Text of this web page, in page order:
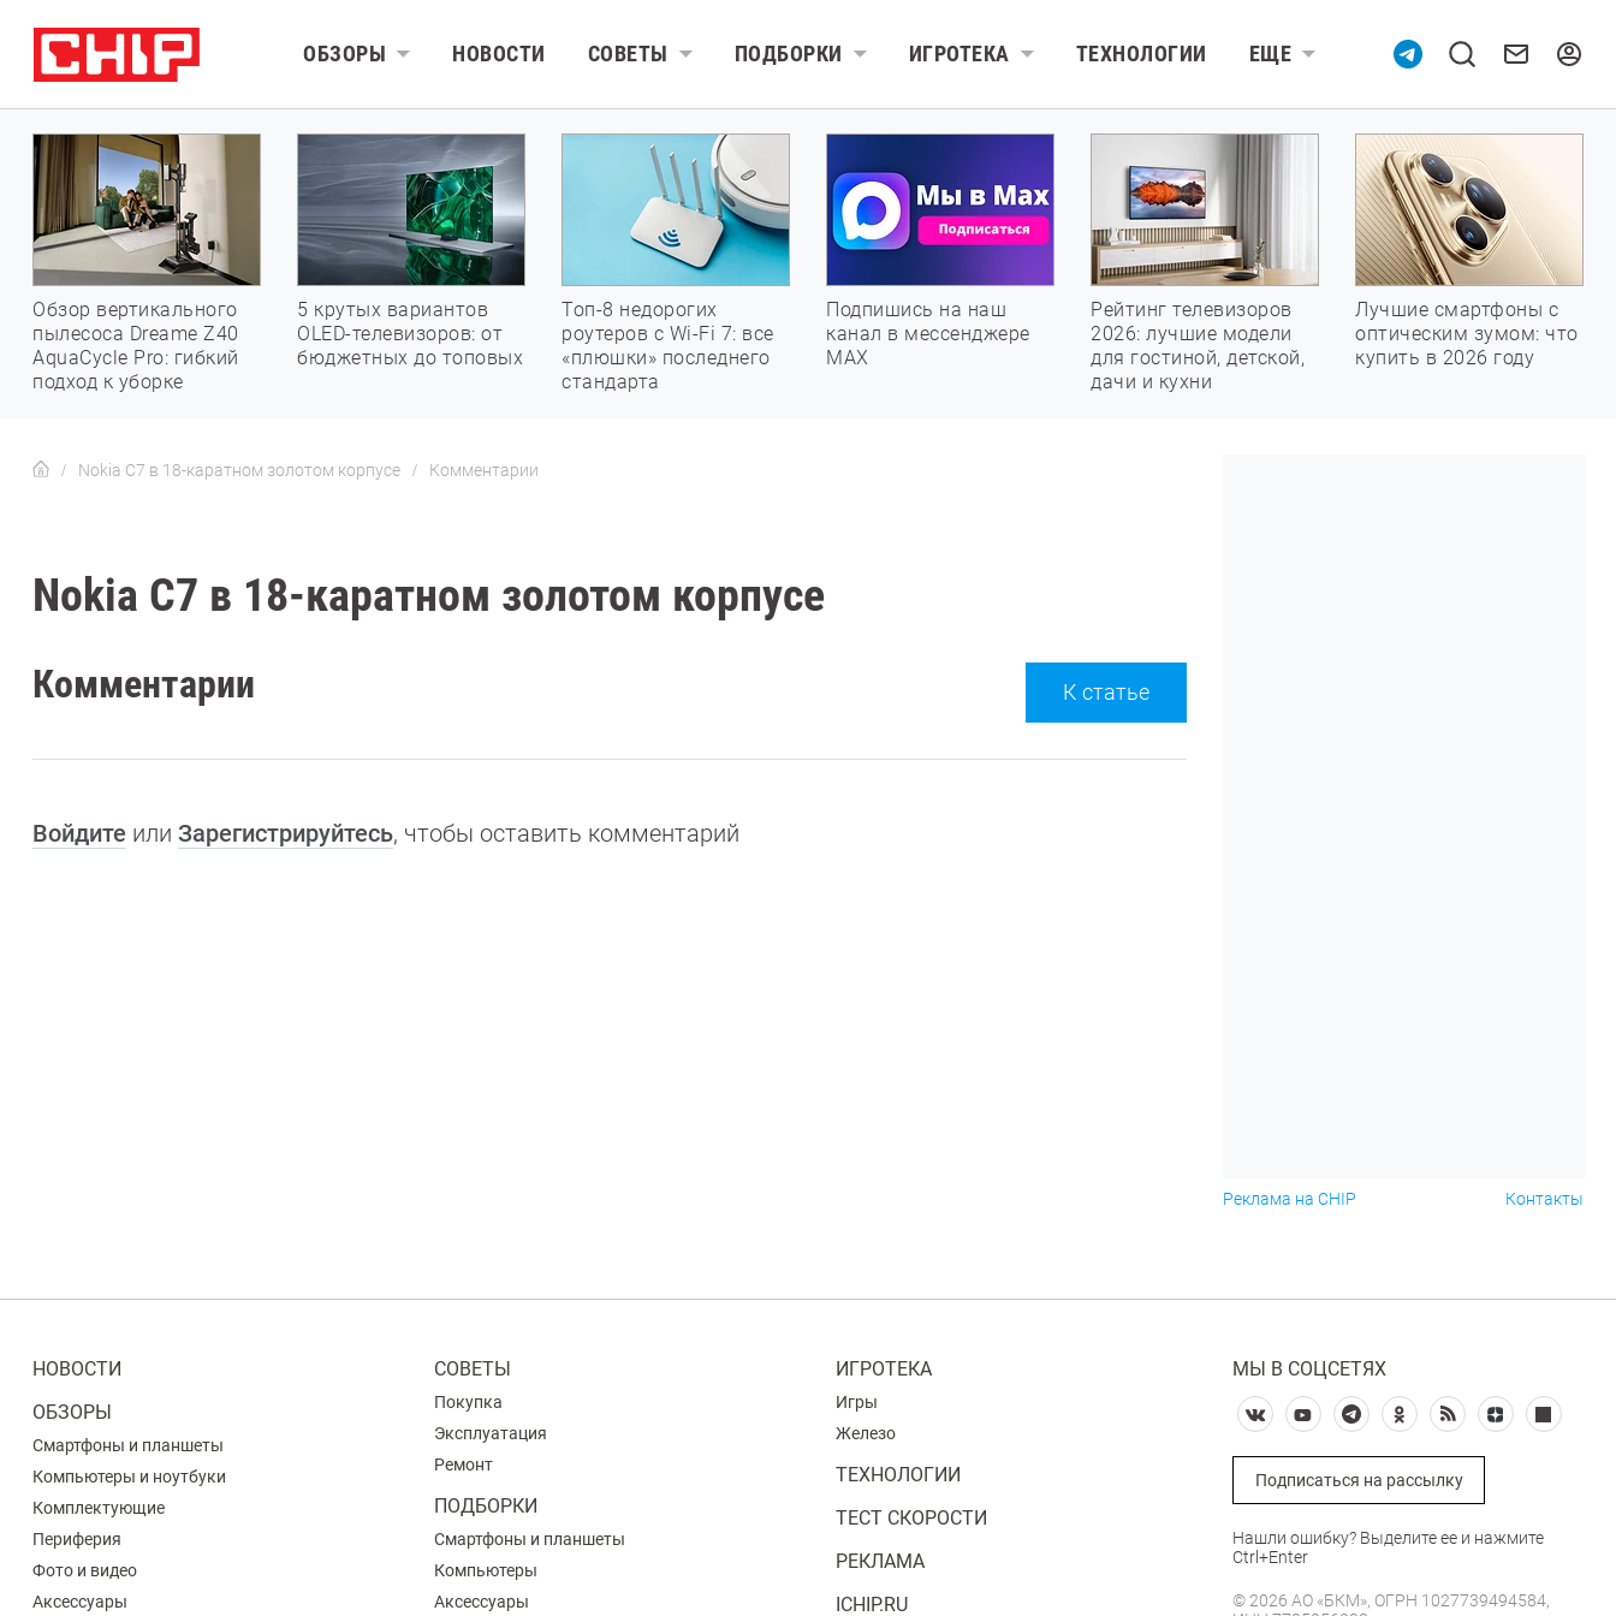
ОБЗОРЫ НОВОСТИ СОВЕТЫ ПОДБОРКИ ИГРОТЕКА ТЕХНОЛОГИИ ЕЩЕ
Обзор вертикального
пылесоса Dreame Z40
AquaCycle Pro: гибкий
подход к уборке
5 крутых вариантов
OLED-телевизоров: от
бюджетных до топовых
Топ-8 недорогих
роутеров с Wi-Fi 7: все
«плюшки» последнего
стандарта
Подпишись на наш
канал в мессенджере
МАХ
Рейтинг телевизоров
2026: лучшие модели
для гостиной, детской,
дачи и кухни
Лучшие смартфоны с
оптическим зумом: что
купить в 2026 году
Nokia C7 в 18-каратном золотом корпусе Комментарии
Nokia C7 в 18-каратном золотом корпусе
Комментарии К статье
Войдите или Зарегистрируйтесь, чтобы оставить комментарий
Реклама на CHIP Контакты
НОВОСТИ
ОБЗОРЫ
Смартфоны и планшеты
Компьютеры и ноутбуки
Комплектующие
Периферия
Фото и видео
Аксессуары
СОВЕТЫ
Покупка
Эксплуатация
Ремонт
ПОДБОРКИ
Смартфоны и планшеты
Компьютеры
Аксессуары
ИГРОТЕКА
Игры
Железо
ТЕХНОЛОГИИ
ТЕСТ СКОРОСТИ
РЕКЛАМА
ICHIP.RU
МЫ В СОЦСЕТЯХ
Подписаться на рассылку
Нашли ошибку? Выделите ее и нажмите
Ctrl+Enter
© 2026 АО «БКМ», ОГРН 1027739494584,